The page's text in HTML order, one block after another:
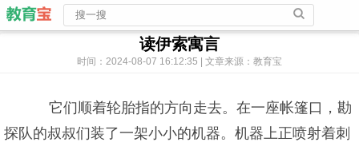
读伊索寓言
时间：2024-08-07 16:12:35 | 文章来源：教育宝
它们顺着轮胎指的方向走去。在一座帐篷口，勘
探队的叔叔们装了一架小小的机器。机器上正喷射着刺